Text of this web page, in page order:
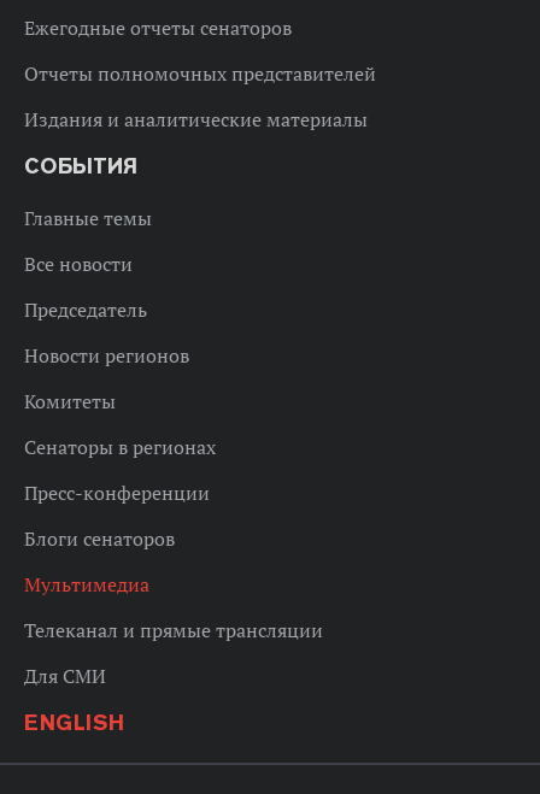
Ежегодные отчеты сенаторов
Отчеты полномочных представителей
Издания и аналитические материалы
СОБЫТИЯ
Главные темы
Все новости
Председатель
Новости регионов
Комитеты
Сенаторы в регионах
Пресс-конференции
Блоги сенаторов
Мультимедиа
Телеканал и прямые трансляции
Для СМИ
ENGLISH